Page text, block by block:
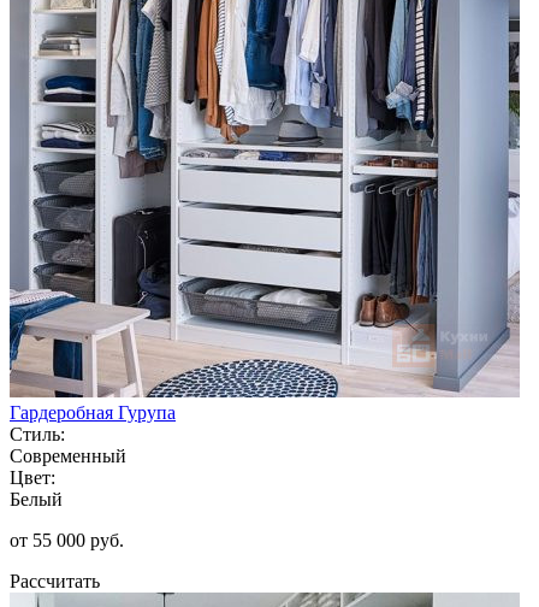
Гардеробная Гурупа
Стиль:
Современный
Цвет:
Белый
от 55 000 руб.
Рассчитать